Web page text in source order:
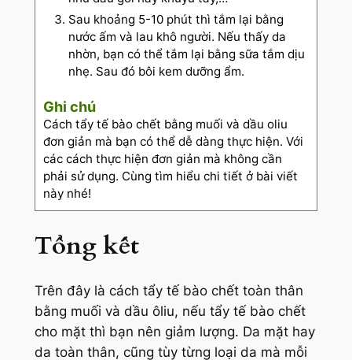
Sau khoảng 5-10 phút thì tắm lại bằng
nước ấm và lau khô người. Nếu thấy da
nhờn, bạn có thể tắm lại bằng sữa tắm dịu
nhẹ. Sau đó bôi kem dưỡng ẩm.
Ghi chú
Cách tẩy tế bào chết bằng muối và dầu oliu
đơn giản mà bạn có thể dễ dàng thực hiện. Với
các cách thực hiện đơn giản mà không cần
phải sử dụng. Cùng tìm hiểu chi tiết ở bài viết
này nhé!
Tổng kết
Trên đây là cách tẩy tế bào chết toàn thân
bằng muối và dầu ôliu, nếu tẩy tế bào chết
cho mặt thì bạn nên giảm lượng. Da mặt hay
da toàn thân, cũng tùy từng loại da mà mỗi